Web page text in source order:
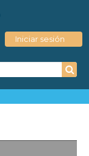
Iniciar sesión